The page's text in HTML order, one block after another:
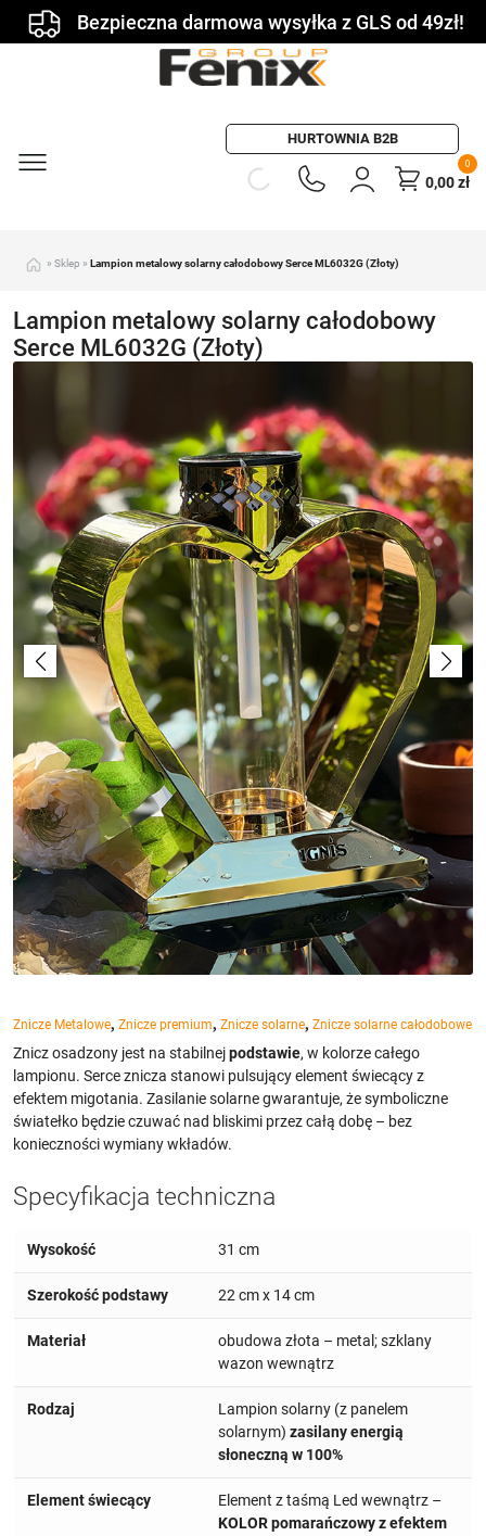
Bezpieczna darmowa wysyłka z GLS od 49zł!
HURTOWNIA B2B
0
0,00zł
» Sklep » Lampion metalowy solarny całodobowy Serce ML6032G (Złoty)
Lampion metalowy solarny całodobowy
Serce ML6032G (Złoty)
Znicze Metalowe, Znicze premium, Znicze solarne, Znicze solarne całodobowe
Znicz osadzony jest na stabilnejpodstawie, w kolorze całego
lampionu. Serce znicza stanowi pulsujący element świecący z
efektem migotania. Zasilanie solarne gwarantuje, że symboliczne
światełko będzie czuwać nad bliskimi przez całą dobę – bez
konieczności wymiany wkładów.
Specyfikacja techniczna
Wysokość 31 cm
Szerokość podstawy 22 cm x 14 cm
Materiał
obudowa złota – metal; szklany
wazon wewnątrz
Rodzaj
Lampion solarny (z panelem
solarnym) zasilany energią
słoneczną w 100%
Element świecący
Element z taśmą Led wewnątrz –
KOLOR pomarańczowy z efektem